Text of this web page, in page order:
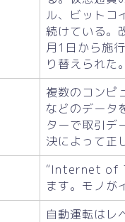
ル、ビットコ
続けている。
月1日から施
り替えられた
複数のコンピ
などのデータ
ターで取引デ
決によって正
“Internet of
ます。モノが
自動運転はレ